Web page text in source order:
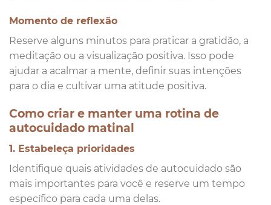
Momento de reflexão
Reserve alguns minutos para praticar a gratidão, a
meditação ou a visualização positiva. Isso pode
ajudar a acalmar a mente, definir suas intenções
para o dia e cultivar uma atitude positiva.
Como criar e manter uma rotina de
autocuidado matinal
1. Estabeleça prioridades
Identifique quais atividades de autocuidado são
mais importantes para você e reserve um tempo
específico para cada uma delas.